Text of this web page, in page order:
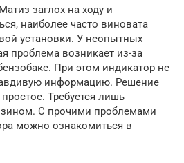
заглох на ходу и
наиболее часто виновата
установки. У неопытных
проблема возникает из-за
При этом индикатор не
информацию. Решение
Требуется лишь
С прочими проблемами
можно ознакомиться в